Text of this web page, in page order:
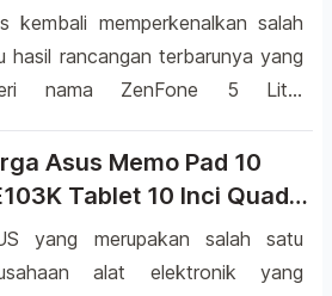
dan smartphone yang memiliki
masing-masing, apalagi
dengan harga murah
yang ditawarkan oleh Asus
5. […]
kembali memperkenalkan salah
hasil rancangan terbarunya yang
nama ZenFone 5 Lite.
dari hasil desain sebelumnya
Zenfone 5 (A501CG) yang telah
Salah satu perusahaan komputer
negara Taiwan ini mengumumkan
Asus Memo Pad 10
Tablet 10 Inci Quad
yang merupakan salah satu
alat elektronik yang